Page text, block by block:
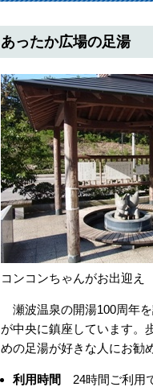
あったか広場の足湯
コンコンちゃんがお出迎え
瀬波温泉の開湯100周年
が中央に鎮座しています。
めの足湯が好きな人にお勧
利用時間 24時間ご利用